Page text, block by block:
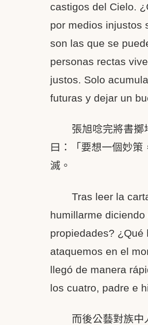
castigos del Cielo.
por medios injustos
son las que se
personas rectas
justos. Solo
futuras y dejar un
張旭唸完將書擲
曰：「要想一個妙策
滅。
Tras leer la
humillarme
propiedades? ¿Qué
ataquemos en el
llegó de manera
los cuatro, padre e
而後公藝對族中